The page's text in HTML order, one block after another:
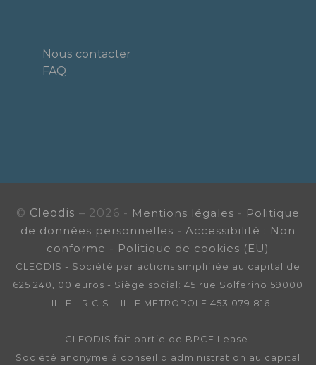
Nous contacter
FAQ
© Cleodis – 2026 - Mentions légales - Politique
de données personnelles - Accessibilité : Non
conforme - Politique de cookies (EU)
CLEODIS - Société par actions simplifiée au capital de
625 240, 00 euros - Siège social: 45 rue Solferino 59000
LILLE - R.C.S. LILLE METROPOLE 453 079 816
CLEODIS fait partie de BPCE Lease
Société anonyme à conseil d'administration au capital